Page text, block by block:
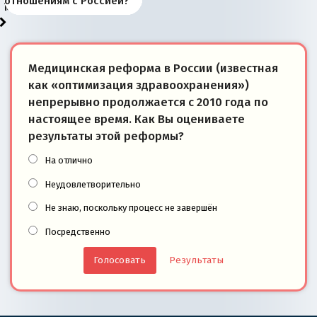
моря
победители
Медицинская реформа в России (известная
как «оптимизация здравоохранения»)
непрерывно продолжается с 2010 года по
настоящее время. Как Вы оцениваете
результаты этой реформы?
На отлично
Неудовлетворительно
Не знаю, поскольку процесс не завершён
Посредственно
Результаты